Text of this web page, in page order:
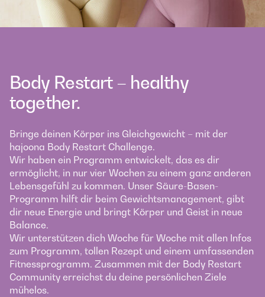
Body Restart – healthy
together.
Bringe deinen Körper ins Gleichgewicht – mit der
hajoona Body Restart Challenge.
Wir haben ein Programm entwickelt, das es dir
ermöglicht, in nur vier Wochen zu einem ganz anderen
Lebensgefühl zu kommen. Unser Säure-Basen-
Programm hilft dir beim Gewichtsmanagement, gibt
dir neue Energie und bringt Körper und Geist in neue
Balance.
Wir unterstützen dich Woche für Woche mit allen Infos
zum Programm, tollen Rezept und einem umfassenden
Fitnessprogramm. Zusammen mit der Body Restart
Community erreichst du deine persönlichen Ziele
mühelos.